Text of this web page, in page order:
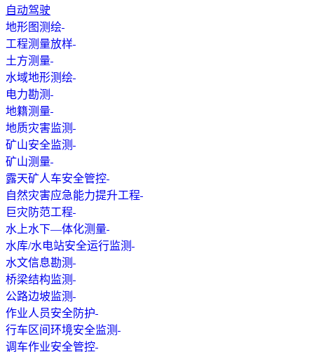
自动驾驶
地形图测绘
工程测量放样
土方测量
水域地形测绘
电力勘测
地籍测量
地质灾害监测
矿山安全监测
矿山测量
露天矿人车安全管控
自然灾害应急能力提升工程
巨灾防范工程
水上水下—体化测量
水库/水电站安全运行监测
水文信息勘测
桥梁结构监测
公路边坡监测
作业人员安全防护
行车区间环境安全监测
调车作业安全管控